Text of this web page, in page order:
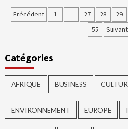
Précédent 1 … 27 28 29
55 Suivant
Catégories
AFRIQUE BUSINESS
ENVIRONNEMENT EUROPE